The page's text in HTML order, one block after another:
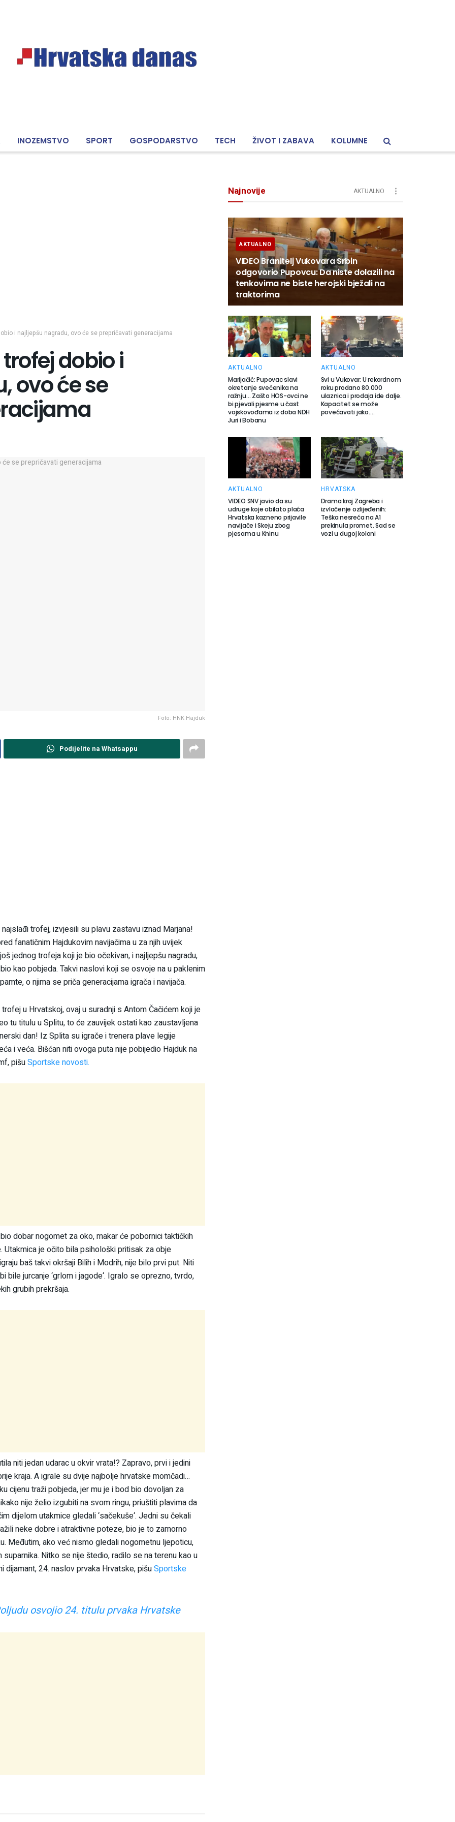
INOZEMSTVO SPORT GOSPODARSTVO TECH ŽIVOT I ZABAVA KOLUMNE
i najljepšu nagradu, ovo će se prepričavati generacijama
dobio i
ovo će se
Foto: HNK Hajduk
Podijelite na Whatsappu
trofej, izvjesili su plavu zastavu iznad Marjana!
fanatičnim Hajdukovim navijačima u za njih uvijek
jednog trofeja koji je bio očekivan, i najljepšu nagradu,
kao pobjeda. Takvi naslovi koji se osvoje na u paklenim
o njima se priča generacijama igrača i navijača.
u Hrvatskoj, ovaj u suradnji s Antom Čačićem koji je
tu titulu u Splitu, to će zauvijek ostati kao zaustavljena
dan! Iz Splita su igrače i trenera plave legije
i veća. Bišćan niti ovoga puta nije pobijedio Hajduk na
pišuSportske novosti.
dobar nogomet za oko, makar će pobornici taktičkih
je očito bila psihološki pritisak za obje
baš takvi okršaji Bilih i Modrih, nije bilo prvi put. Niti
jurcanje ‘grlom i jagode‘. Igralo se oprezno, tvrdo,
grubih prekršaja.
niti jedan udarac u okvir vrata!? Zapravo, prvi i jedini
kraja. A igrale su dvije najbolje hrvatske momčadi…
cijenu traži pobjeda, jer mu je i bod bio dovoljan za
nije želio izgubiti na svom ringu, priuštiti plavima da
dijelom utakmice gledali ‘sačekuše‘. Jedni su čekali
neke dobre i atraktivne poteze, bio je to zamorno
Međutim, ako već nismo gledali nogometnu ljepoticu,
Nitko se nije štedio, radilo se na terenu kao u
dijamant, 24. naslov prvaka Hrvatske, pišuSportske
osvojio 24. titulu prvaka Hrvatske
Najnovije AKTUALNO
AKTUALNO
VIDEO Branitelj Vukovara Srbin
odgovorio Pupovcu: Da niste dolazili na
tenkovima ne biste herojski bježali na
traktorima
AKTUALNO
Marijačić: Pupovac slavi
okretanje svećenika na
ražnju… Zašto HOS-ovci ne
bi pjevali pjesme u čast
vojskovođama iz doba NDH
Juri i Bobanu
AKTUALNO
Svi u Vukovar: U rekordnom
roku prodano 80.000
ulaznica i prodaja ide dalje.
Kapacitet se može
povećavati jako….
AKTUALNO
VIDEO SNV javio da su
udruge koje obilato plaća
Hrvatska kazneno prijavile
navijače i Skeju zbog
pjesama u Kninu
HRVATSKA
Drama kraj Zagreba i
izvlačenje ozlijeđenih:
Teška nesreća na A1
prekinula promet. Sad se
vozi u dugoj koloni